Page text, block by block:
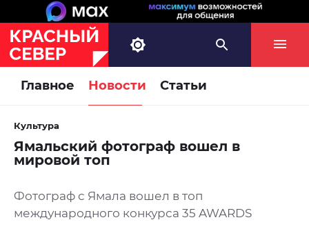
Главное Новости Статьи
Культура
Ямальский фотограф вошел в
мировой топ
Фотограф с Ямала вошел в топ
международного конкурса 35 AWARDS